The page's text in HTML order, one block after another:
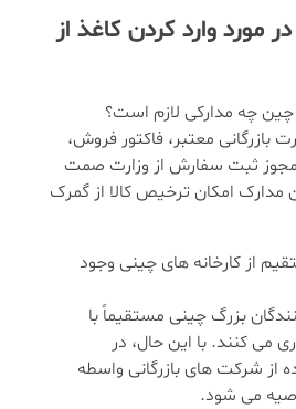
مورد وارد کردن کاغذ از
چین چه مدارکی لازم است؟
بازرگانی معتبر، فاکتور فروش،
و مجوز ثبت سفارش از وزارت صمت
مدارک امکان ترخیص کالا از گمرک
از کارخانه های چینی وجود
بزرگ چینی مستقیماً با
می کنند. با این حال، در
از شرکت های بازرگانی واسطه
می شود.